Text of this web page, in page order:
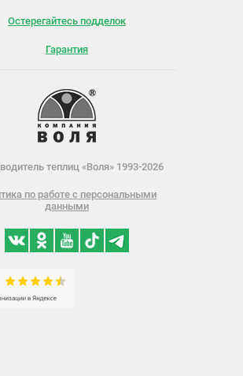
Остерегайтесь подделок
Гарантия
теплиц «Воля» 1993-2026
по работе с персональными
данными